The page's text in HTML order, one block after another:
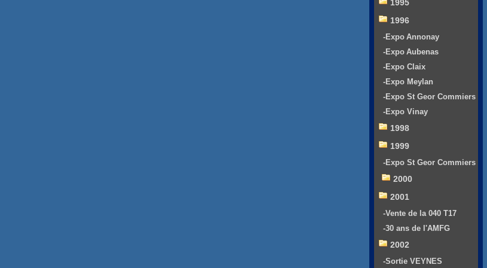
1995
1996
-Expo Annonay
-Expo Aubenas
-Expo Claix
-Expo Meylan
-Expo St Geor Commiers
-Expo Vinay
1998
1999
-Expo St Geor Commiers
2000
2001
-Vente de la 040 T17
-30 ans de l'AMFG
2002
-Sortie VEYNES